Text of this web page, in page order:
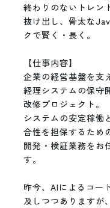
終わりのないトレン
抜け出し、骨太な
クで賢く・長く。
【仕事内容】
企業の経営基盤を支
経理システムの保守
改修プロジェクト。
システムの安定稼働
合性を担保するため
開発・検証業務をお
す。
昨今、AIによるコー
及しつつありますが、